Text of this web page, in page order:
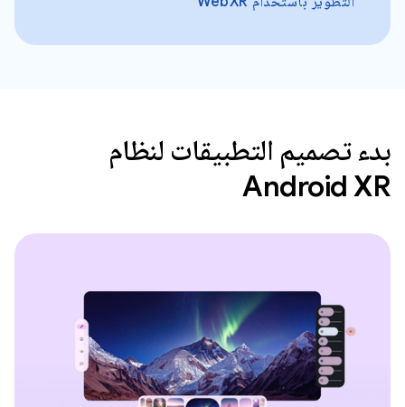
بدء تصميم التطبيقات لنظام
Android XR